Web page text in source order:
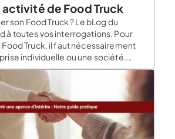
activité de Food Truck
son Food Truck ? Le bLog du
à toutes vos interrogations. Pour
Food Truck, il faut nécessairement
individuelle ou une société.
de cessation d’activité, la
n’est pas la même. Pourquoi
de Food Truck ? Le dirigeant d’un